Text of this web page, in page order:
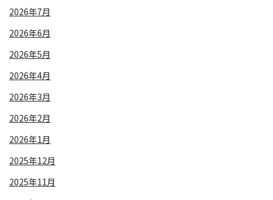
2026年7月
2026年6月
2026年5月
2026年4月
2026年3月
2026年2月
2026年1月
2025年12月
2025年11月